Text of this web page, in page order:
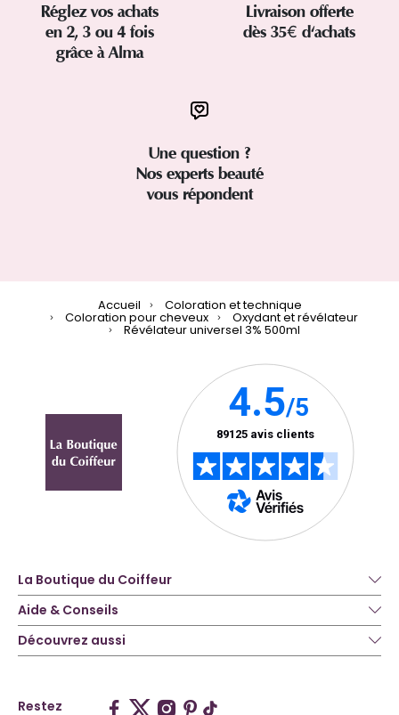
Réglez vos achats
en 2, 3 ou 4 fois
grâce à Alma
Livraison offerte
dès 35€ d'achats
Une question ?
Nos experts beauté
vous répondent
Accueil Coloration et technique
Coloration pour cheveux Oxydant et révélateur
Révélateur universel 3% 500ml
La Boutique du Coiffeur
Aide & Conseils
Découvrez aussi
Restez